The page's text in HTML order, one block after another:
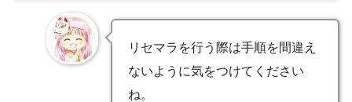
リセマラを行う際は手順を間違え
ないように気をつけてください
ね。